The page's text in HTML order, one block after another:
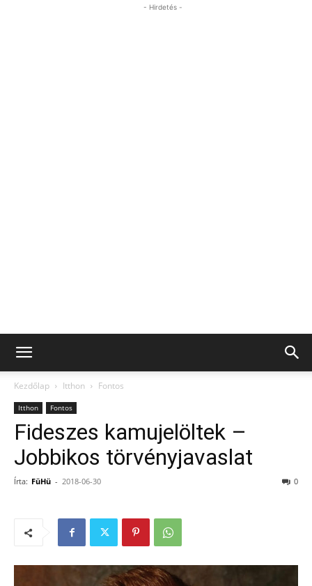
- Hirdetés -
Kezdőlap Itthon Fontos
Itthon Fontos
Fideszes kamujelöltek –
Jobbikos törvényjavaslat
Írta: FüHü - 2018-06-30 0